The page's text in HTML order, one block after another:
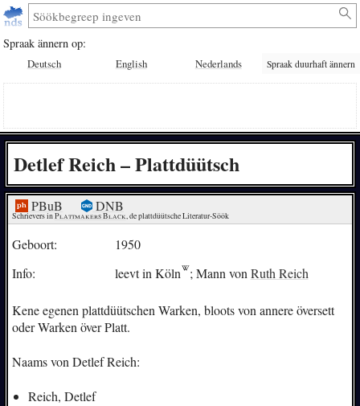
Spraak ännern op:
Deutsch English Nederlands Spraak duurhaft ännern
Detlef Reich – Plattdüütsch
PBuB DNB
Schrievers in Plattmakers Black, de plattdüütsche Literatur-Söök
Geboort:
1950
Info:
leevt in Köln ; Mann von Ruth Reich
Kene egenen plattdüütschen Warken, bloots von annere översett
oder Warken över Platt.
Naams von Detlef Reich:
Reich, Detlef